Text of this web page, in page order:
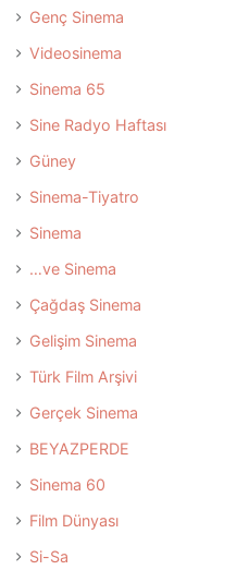
Genç Sinema
Videosinema
Sinema 65
Sine Radyo Haftası
Güney
Sinema-Tiyatro
Sinema
…ve Sinema
Çağdaş Sinema
Gelişim Sinema
Türk Film Arşivi
Gerçek Sinema
BEYAZPERDE
Sinema 60
Film Dünyası
Si-Sa